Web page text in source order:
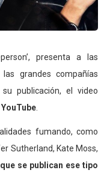
presenta a las
grandes compañías
publicación, el video
fumando, como
Sutherland, Kate Moss,
se publican ese tipo